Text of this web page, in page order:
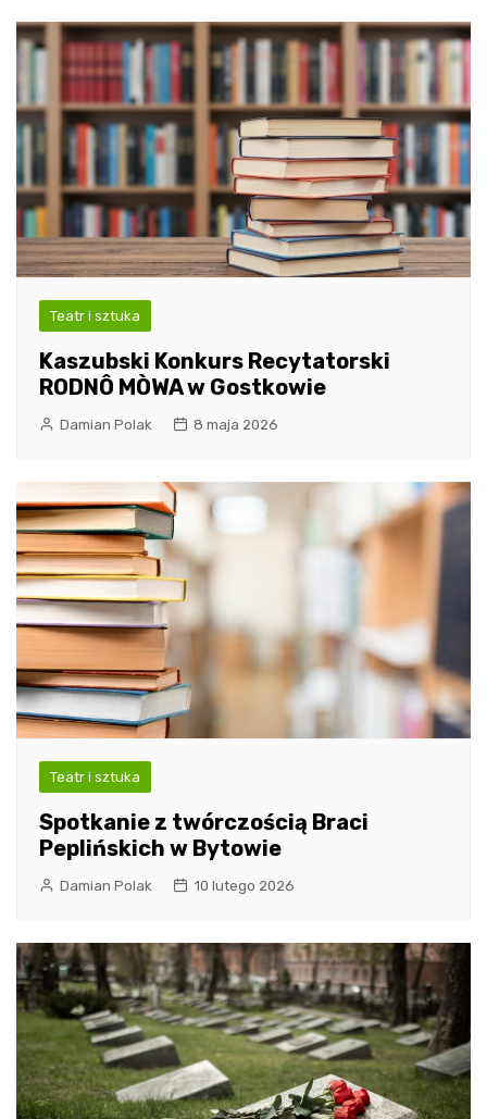
Teatr i sztuka
Kaszubski Konkurs Recytatorski
RODNÔ MÒWA w Gostkowie
Damian Polak 8 maja 2026
Teatr i sztuka
Spotkanie z twórczością Braci
Peplińskich w Bytowie
Damian Polak 10 lutego 2026